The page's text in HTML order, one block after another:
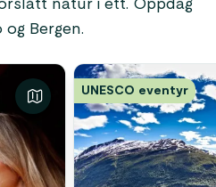
natur i ett. Oppdag
Bergen.
UNESCO eventyr